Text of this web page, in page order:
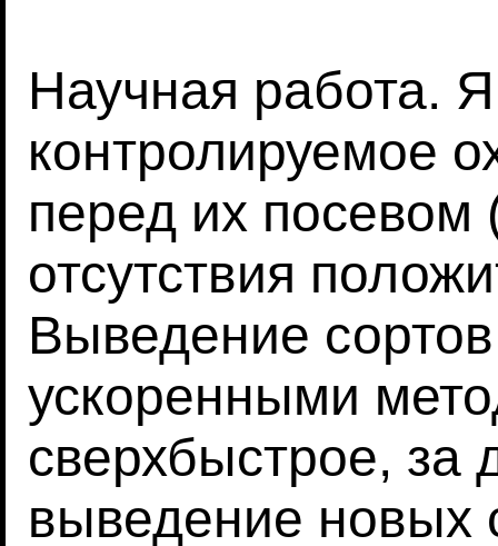
Научная работа.
контролируемое
перед их посевом
отсутствия
Выведение
ускоренными
сверхбыстрое, за
выведение новых